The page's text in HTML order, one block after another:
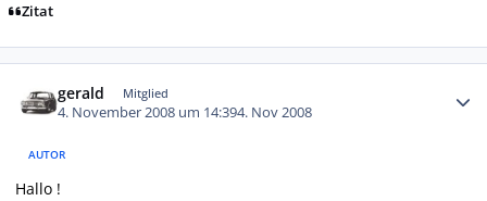
Zitat
gerald Mitglied
4. November 2008 um 14:394. Nov 2008
AUTOR
Hallo !